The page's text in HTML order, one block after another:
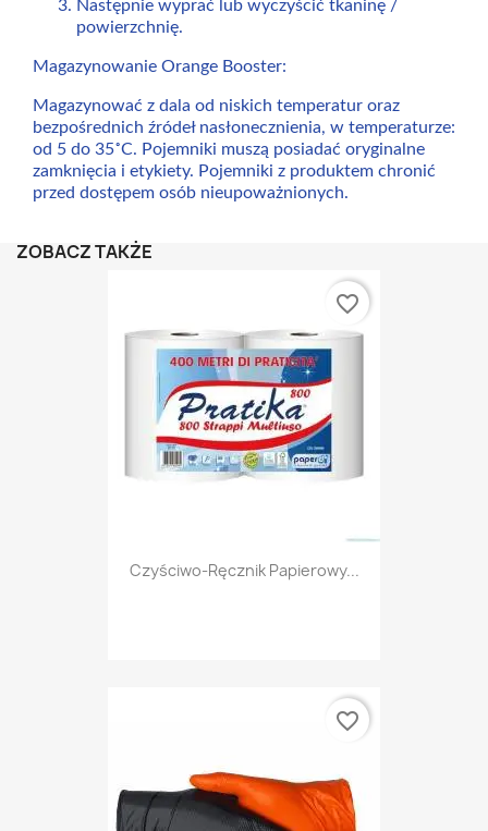
Następnie wyprać lub wyczyścić tkaninę /
powierzchnię.
Magazynowanie Orange Booster:
Magazynować z dala od niskich temperatur oraz
bezpośrednich źródeł nasłonecznienia, w temperaturze:
od 5 do 35˚C. Pojemniki muszą posiadać oryginalne
zamknięcia i etykiety. Pojemniki z produktem chronić
przed dostępem osób nieupoważnionych.
ZOBACZ TAKŻE
Czyściwo-Ręcznik Papierowy...
favorite_border
favorite_border